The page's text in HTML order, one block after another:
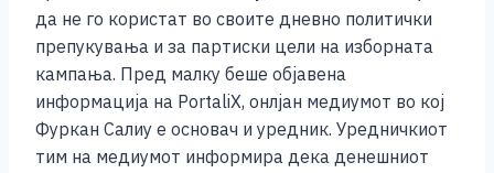
да не го користат во своите дневно политички
препукувања и за партиски цели на изборната
кампања. Пред малку беше објавена
информација на PortaliX, онлјан медиумот во кој
Фуркан Салиу е основач и уредник. Уредничкиот
тим на медиумот информира дека денешниот